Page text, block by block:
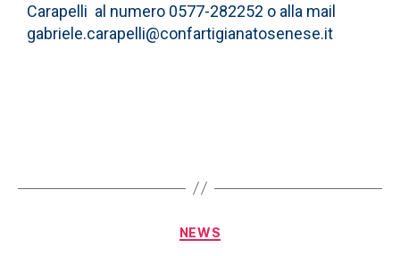
Carapelli al numero 0577-282252 o alla mail
gabriele.carapelli@confartigianatosenese.it
NEWS